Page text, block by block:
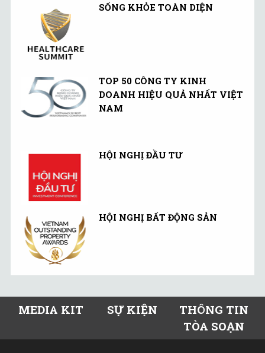
SỐNG KHỎE TOÀN DIỆN
TOP 50 CÔNG TY KINH
DOANH HIỆU QUẢ NHẤT VIỆT
NAM
HỘI NGHỊ ĐẦU TƯ
HỘI NGHỊ BẤT ĐỘNG SẢN
MEDIA KIT SỰ KIỆN
THÔNG TIN
TÒA SOẠN